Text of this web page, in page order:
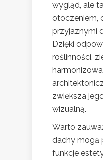
wygląd, ale
otoczeniem,
przyjaznymi
Dzięki
roślinności,
zwiększa
wizualną.
Warto
dachy mogą
funkcje